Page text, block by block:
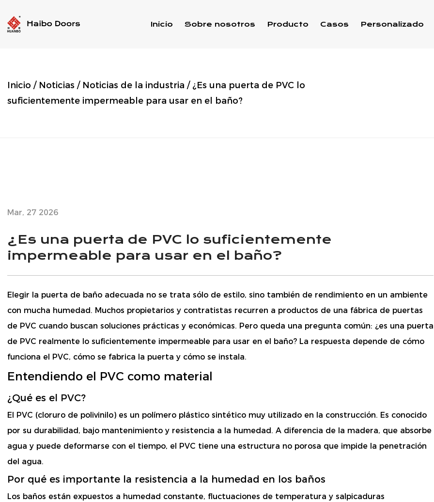
Inicio Sobre nosotros Producto Casos Personalizado
Inicio / Noticias / Noticias de la industria / ¿Es una puerta de PVC lo
suficientemente impermeable para usar en el baño?
Mar, 27 2026
¿Es una puerta de PVC lo suficientemente
impermeable para usar en el baño?
Elegir la puerta de baño adecuada no se trata sólo de estilo, sino también de rendimiento en un ambiente
con mucha humedad. Muchos propietarios y contratistas recurren a productos de una fábrica de puertas
de PVC cuando buscan soluciones prácticas y económicas. Pero queda una pregunta común: ¿es una puerta
de PVC realmente lo suficientemente impermeable para usar en el baño? La respuesta depende de cómo
funciona el PVC, cómo se fabrica la puerta y cómo se instala.
Entendiendo el PVC como material
¿Qué es el PVC?
El PVC (cloruro de polivinilo) es un polímero plástico sintético muy utilizado en la construcción. Es conocido
por su durabilidad, bajo mantenimiento y resistencia a la humedad. A diferencia de la madera, que absorbe
agua y puede deformarse con el tiempo, el PVC tiene una estructura no porosa que impide la penetración
del agua.
Por qué es importante la resistencia a la humedad en los baños
Los baños están expuestos a humedad constante, fluctuaciones de temperatura y salpicaduras